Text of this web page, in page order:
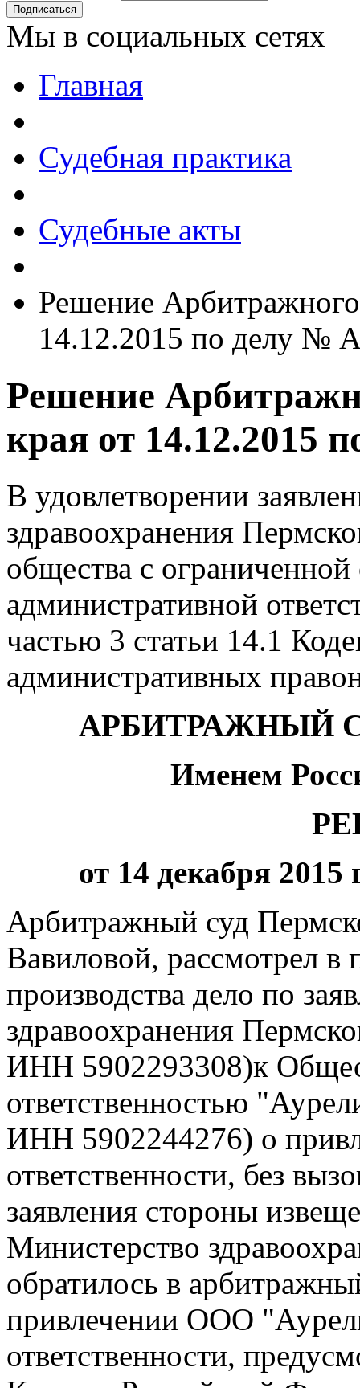
Подписаться
Мы в социальных сетях
Главная
Судебная практика
Судебные акты
Решение
14.12.2015 по делу №
Решение
края от 14.12.2015
В удовлетворении
здравоохранения
общества с
административной
частью 3 статьи 14.1
административных
АРБИТРАЖНЫЙ
Именем
от 14 декабря 2015
Арбитражный суд
Вавиловой, рассмотрел в
производства дело по
здравоохранения
ИНН 5902293308)к
ответственностью
ИНН 5902244276) о
ответственности, без
заявления стороны
Министерство
обратилось в
привлечении ООО
ответственности,